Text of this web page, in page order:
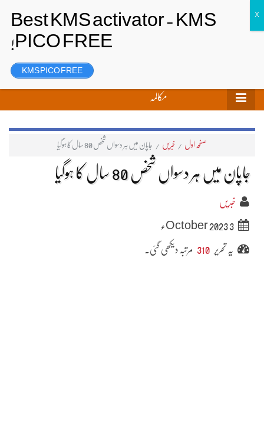
رجسٹر
مکالمہ
صفحہ اول / خبریں / جاپان میں ہر دسواں شخص 80 سال کا ہوگیا
جاپان میں ہر دسواں شخص 80 سال کا ہوگیا
خبریں
3 October 2023ء
یہ تحریر 310 مرتبہ دیکھی گئی۔
KMS PICO FREE